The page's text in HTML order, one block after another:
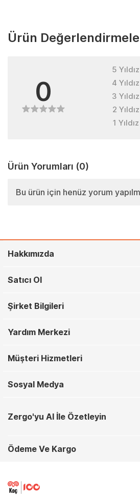
Ürün
0
5 Yıldız
4 Yıldız
3 Yıldız
2 Yıldız
1 Yıldız
Ürün Yorumları (0)
Bu ürün için henüz yorum
Hakkımızda
Satıcı Ol
Şirket Bilgileri
Yardım Merkezi
Müşteri Hizmetleri
Sosyal Medya
Zergo'yu AI İle Özetleyin
Ödeme Ve Kargo